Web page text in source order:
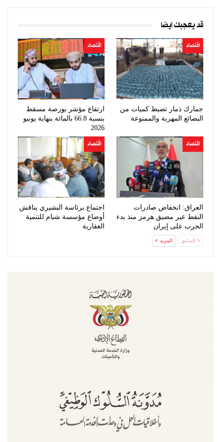
قد يعجبك ايضا
اقتصاد
جمارك ذمار تضبط كميات من
البضائع المهربة والممنوعة
اقتصاد
ارتفاع مؤشر بورصة مسقط
بنسبة 66.8 بالمائة بنهاية يونيو
2026
اقتصاد
العراق: انخفاض صادرات
النفط عبر مضيق هرمز منذ بدء
الحرب على إيران
اقتصاد
اجتماع برئاسة البشيري يناقش
أوضاع مؤسسة شبام للتنمية
العقارية
السابق المزيد